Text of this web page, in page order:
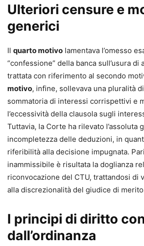
Ulteriori censure e
generici
Il quarto motivo lamentava l’omesso
“confessione” della banca sull’usura di
trattata con riferimento al secondo
motivo, infine, sollevava una pluralità
sommatoria di interessi corrispettivi e
l’eccessività della clausola sugli
Tuttavia, la Corte ha rilevato l’assoluta
incompletezza delle deduzioni, in
riferibilità alla decisione impugnata.
inammissibile è risultata la doglianza
riconvocazione del CTU, trattandosi di
alla discrezionalità del giudice di
I principi di diritto
dall’ordinanza